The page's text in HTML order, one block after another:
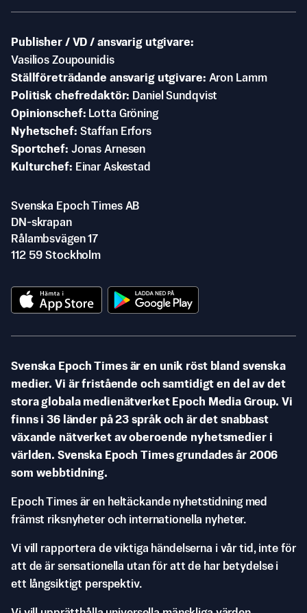
Publisher / VD / ansvarig utgivare
Vasilios Zoupounidis
Ställföreträdande ansvarig utgivare Aron Lamm
Politisk chefredaktör
Daniel Sundqvist
Opinionschef
Lotta Gröning
Nyhetschef Staffan Erfors
Sportchef Jonas Arnesen
Kulturchef
Einar Askestad
Svenska Epoch Times AB
DN-skrapan
Rålambsvägen 17
112 59 Stockholm
Svenska Epoch Times är en unik röst bland svenska
medier. Vi är fristående och samtidigt en del av det
stora globala medienätverket Epoch Media Group. Vi
finns i 36 länder på 23 språk och är det snabbast
växande nätverket av oberoende nyhetsmedier i
världen. Svenska Epoch Times grundades år 2006
som webbtidning.
Epoch Times är en heltäckande nyhetstidning med
främst riksnyheter och internationella nyheter.
Vi vill rapportera de viktiga händelserna i vår tid, inte för
att de är sensationella utan för att de har betydelse i
ett långsiktigt perspektiv.